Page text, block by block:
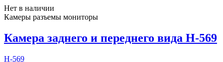
Нет в наличии
Камеры разъемы мониторы
Камера заднего и переднего вида H-569
H-569